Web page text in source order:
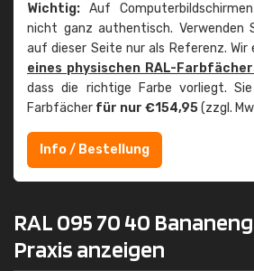
Wichtig: Auf
nicht ganz authentisch. Verwenden
auf dieser Seite nur als Referenz. Wir
eines physischen RAL-
dass die richtige Farbe vorliegt.
Farbfächer für nur €154,95(zzgl.
Info / Bestellung
RAL 095 70 40
Praxis anzeigen